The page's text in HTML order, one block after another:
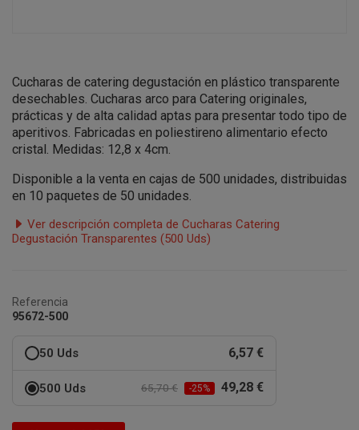
Cucharas de catering degustación en plástico transparente
desechables. Cucharas arco para Catering originales,
prácticas y de alta calidad aptas para presentar todo tipo de
aperitivos. Fabricadas en poliestireno alimentario efecto
cristal. Medidas: 12,8 x 4cm.
Disponible a la venta en cajas de 500 unidades, distribuidas
en 10 paquetes de 50 unidades.
Ver descripción completa de Cucharas Catering
Degustación Transparentes (500 Uds)
Referencia
95672-500
50 Uds 6,57 €
500 Uds 65,70 € -25% 49,28 €